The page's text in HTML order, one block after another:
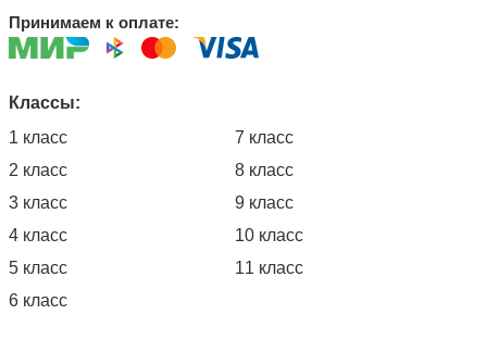
Принимаем к оплате:
Классы:
1 класс
2 класс
3 класс
4 класс
5 класс
6 класс
7 класс
8 класс
9 класс
10 класс
11 класс